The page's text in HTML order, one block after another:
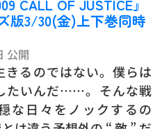
CALL OF JUSTICE』
版3/30(金)上下巻同時
公開
きるのではない。僕らは
たいんだ……。そんな戦
な日々をノックするの